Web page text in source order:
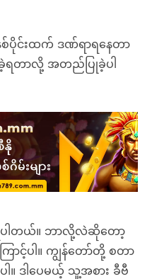
ပိုင်းထက် ဒဏ်ရာရနေတာ
ရတာလို့ အတည်ပြုခဲ့ပါ
ါတယ်။ ဘာလို့လဲဆိုတော့
င့်ပါ။ ကျွန်တော်တို့ စတာ
ဒါပေမယ့် သူ့အစား ခီဗီ